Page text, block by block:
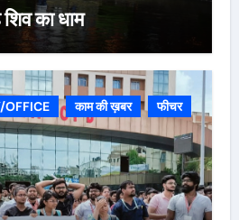
का धाम
OFFICE काम की ख़बर फीचर